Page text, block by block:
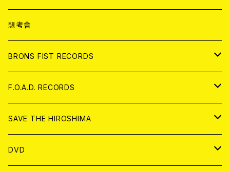
ANALOG
CD
アパレル
ANALOG
想考舎
BRONS FIST RECORDS
CD
ANALOG
F.O.A.D. RECORDS
CD
ANALOG
SAVE THE HIROSHIMA
アパレル
DVD